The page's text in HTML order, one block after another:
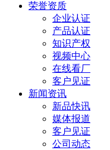
荣誉资质
企业认证
产品认证
知识产权
视频中心
在线看厂
客户见证
新闻资讯
新品快讯
媒体报道
客户见证
公司动态